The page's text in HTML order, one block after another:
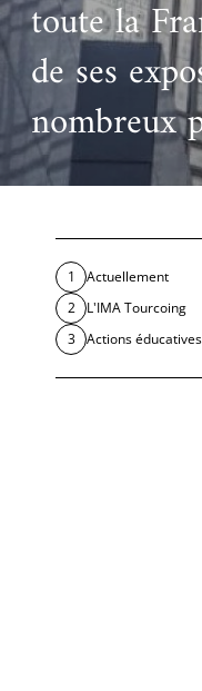
Festivals
Cinéma
Musique
Littérature et poésie
Le projet de
Les rencontres
Takam Tikou
Les Journées de
toute la
de ses
nombreux
Actuellement
L'IMA Tourcoing
Actions éducatives